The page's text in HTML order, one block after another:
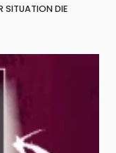
SITUATION DIE